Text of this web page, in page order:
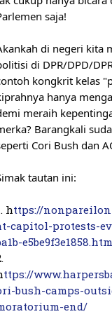
saja!
di negeri kita
di DPR/DPD/
kongkrit kelas
hanya
meraih
Barangkali
Cori Bush dan
tautan ini:
https://
capitol-protests-
ttps://
bush-camps-
end/